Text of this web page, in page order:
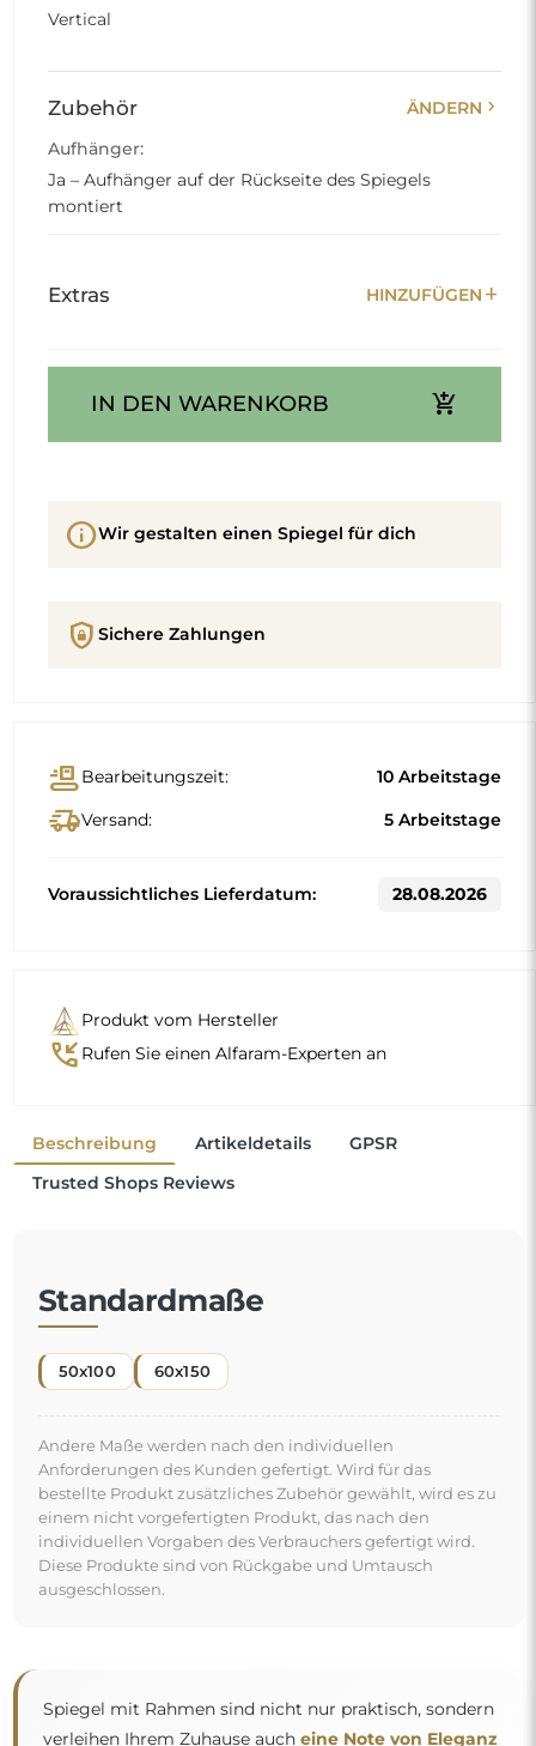
Vertical
Zubehör ÄNDERN chevron_right
Aufhänger:
Ja – Aufhänger auf der Rückseite des Spiegels
montiert
Extras HINZUFÜGEN add
IN DEN WARENKORB add_shopping_cart
infoWir gestalten einen Spiegel für dich
shield_lock Sichere Zahlungen
conveyor_beltBearbeitungszeit: 10 Arbeitstage
delivery_truck_speedVersand: 5 Arbeitstage
Voraussichtliches Lieferdatum: 28.08.2026
Produkt vom Hersteller
phone_callback Rufen Sie einen Alfaram-Experten an
Beschreibung Artikeldetails
GPSR
Trusted Shops Reviews
Standardmaße
50x100 60x150
Andere Maße werden nach den individuellen
Anforderungen des Kunden gefertigt. Wird für das
bestellte Produkt zusätzliches Zubehör gewählt, wird es zu
einem nicht vorgefertigten Produkt, das nach den
individuellen Vorgaben des Verbrauchers gefertigt wird.
Diese Produkte sind von Rückgabe und Umtausch
ausgeschlossen.
Spiegel mit Rahmen sind nicht nur praktisch, sondern
verleihen Ihrem Zuhause auch eine Note von Eleganz